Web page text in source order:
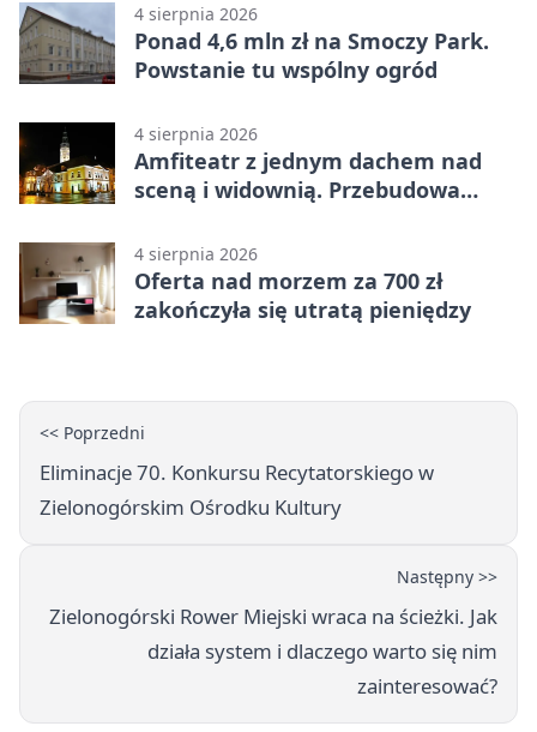
4 sierpnia 2026
Ponad 4,6 mln zł na Smoczy Park.
Powstanie tu wspólny ogród
4 sierpnia 2026
Amfiteatr z jednym dachem nad
sceną i widownią. Przebudowa
4 sierpnia 2026
Oferta nad morzem za 700 zł
zakończyła się utratą pieniędzy
<< Poprzedni
Eliminacje 70. Konkursu Recytatorskiego w
Zielonogórskim Ośrodku Kultury
Następny >>
Zielonogórski Rower Miejski wraca na ścieżki. Jak
działa system i dlaczego warto się nim
zainteresować?